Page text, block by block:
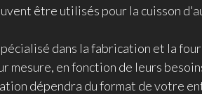
être utilisés pour la cuisson
dans la fabrication et la
mesure, en fonction de leurs
dépendra du format de votre